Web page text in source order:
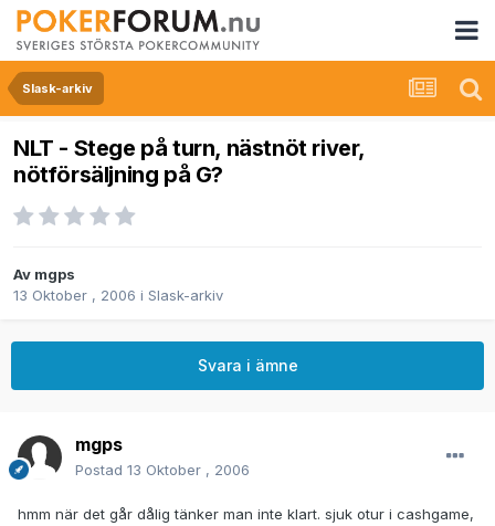
Slask-arkiv
NLT - Stege på turn, nästnöt river,
nötförsäljning på G?
Av mgps
13 Oktober , 2006 i Slask-arkiv
Svara i ämne
mgps
Postad 13 Oktober , 2006
hmm när det går dålig tänker man inte klart. sjuk otur i cashgame,